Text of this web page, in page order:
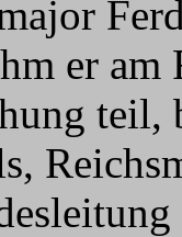
er am
teil,